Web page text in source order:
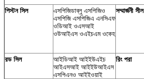
পিস্টন সিল
এসপিজিডাব্লু এসপিজিও
এসপিজি এসপিজিএ এনসিএফ
ওডিআই ওএসআই
ওউআইএস ওএইচএম ওকেহ
সম্মার্জনী সীল
রড সিল
আইডিআই আইইউএইচ
আইএসআই আইইউআইএস
এসপিএনও আইইওয়াই
রিং পরা